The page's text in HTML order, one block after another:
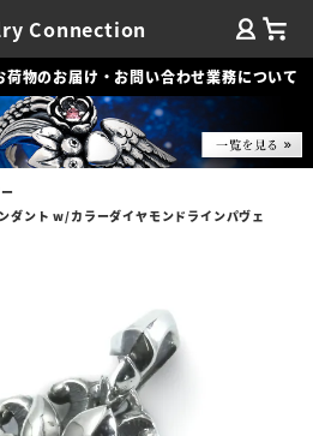
Connection
荷物のお届け・お問い合わせ業務について
ダント w/カラーダイヤモンドラインパヴェ